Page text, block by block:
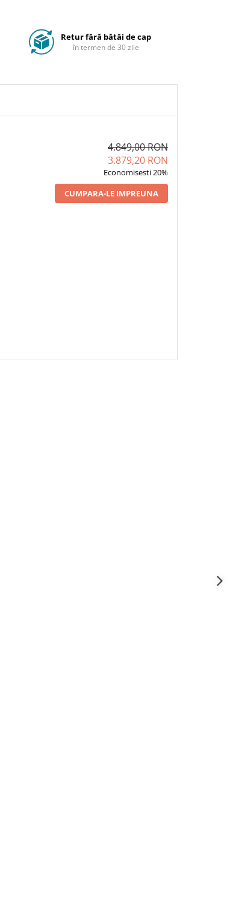
Retur fără bătăi de cap
în termen de 30 zile
4.849,00 RON
3.879,20 RON
Economisesti 20%
CUMPARA-LE IMPREUNA